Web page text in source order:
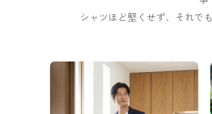
シャツほど堅くせず、それで